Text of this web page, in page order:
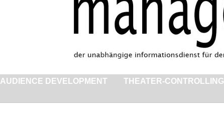
AUDIENCE DEVELOPMENT THEATER-CONTROLLING